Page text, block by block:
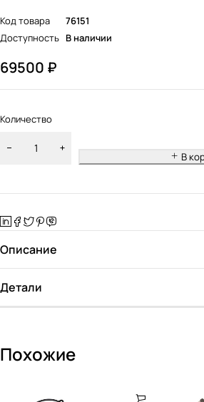
Код товара
76151
Доступность В наличии
69500 ₽
Количество
В
Описание
Детали
Похожие